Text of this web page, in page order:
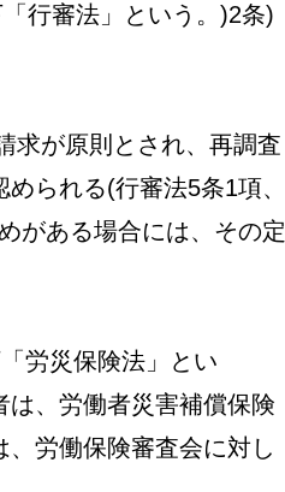
行審法」という。)2条)
が原則とされ、再調査
られる(行審法5条1項、
がある場合には、その定
労災保険法」とい
は、労働者災害補償保険
労働保険審査会に対し